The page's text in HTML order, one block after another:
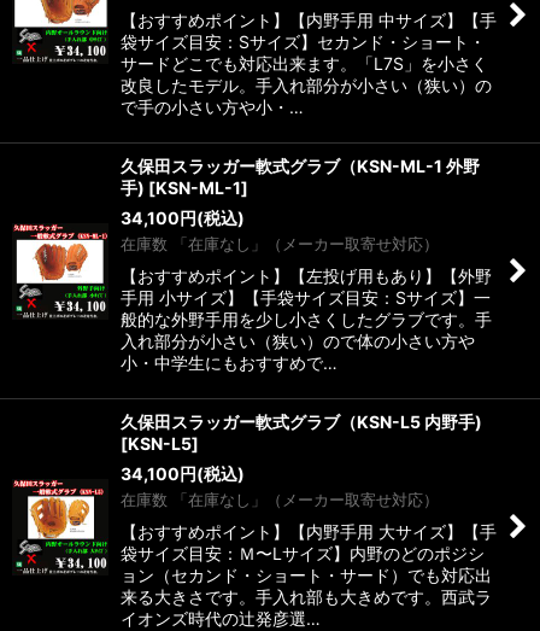
【おすすめポイント】【内野手用 中サイズ】【手
袋サイズ目安：Sサイズ】セカンド・ショート・
サードどこでも対応出来ます。「L7S」を小さく
改良したモデル。手入れ部分が小さい（狭い）の
で手の小さい方や小・…
久保田スラッガー軟式グラブ（KSN-ML-1 外野
手) [KSN-ML-1]
34,100円(税込)
在庫数 「在庫なし」（メーカー取寄せ対応）
【おすすめポイント】【左投げ用もあり】【外野
手用 小サイズ】【手袋サイズ目安：Sサイズ】一
般的な外野手用を少し小さくしたグラブです。手
入れ部分が小さい（狭い）ので体の小さい方や
小・中学生にもおすすめで…
久保田スラッガー軟式グラブ（KSN-L5 内野手)
[KSN-L5]
34,100円(税込)
在庫数 「在庫なし」（メーカー取寄せ対応）
【おすすめポイント】【内野手用 大サイズ】【手
袋サイズ目安：Ｍ〜Lサイズ】内野のどのポジシ
ョン（セカンド・ショート・サード）でも対応出
来る大きさです。手入れ部も大きめです。西武ラ
イオンズ時代の辻発彦選…